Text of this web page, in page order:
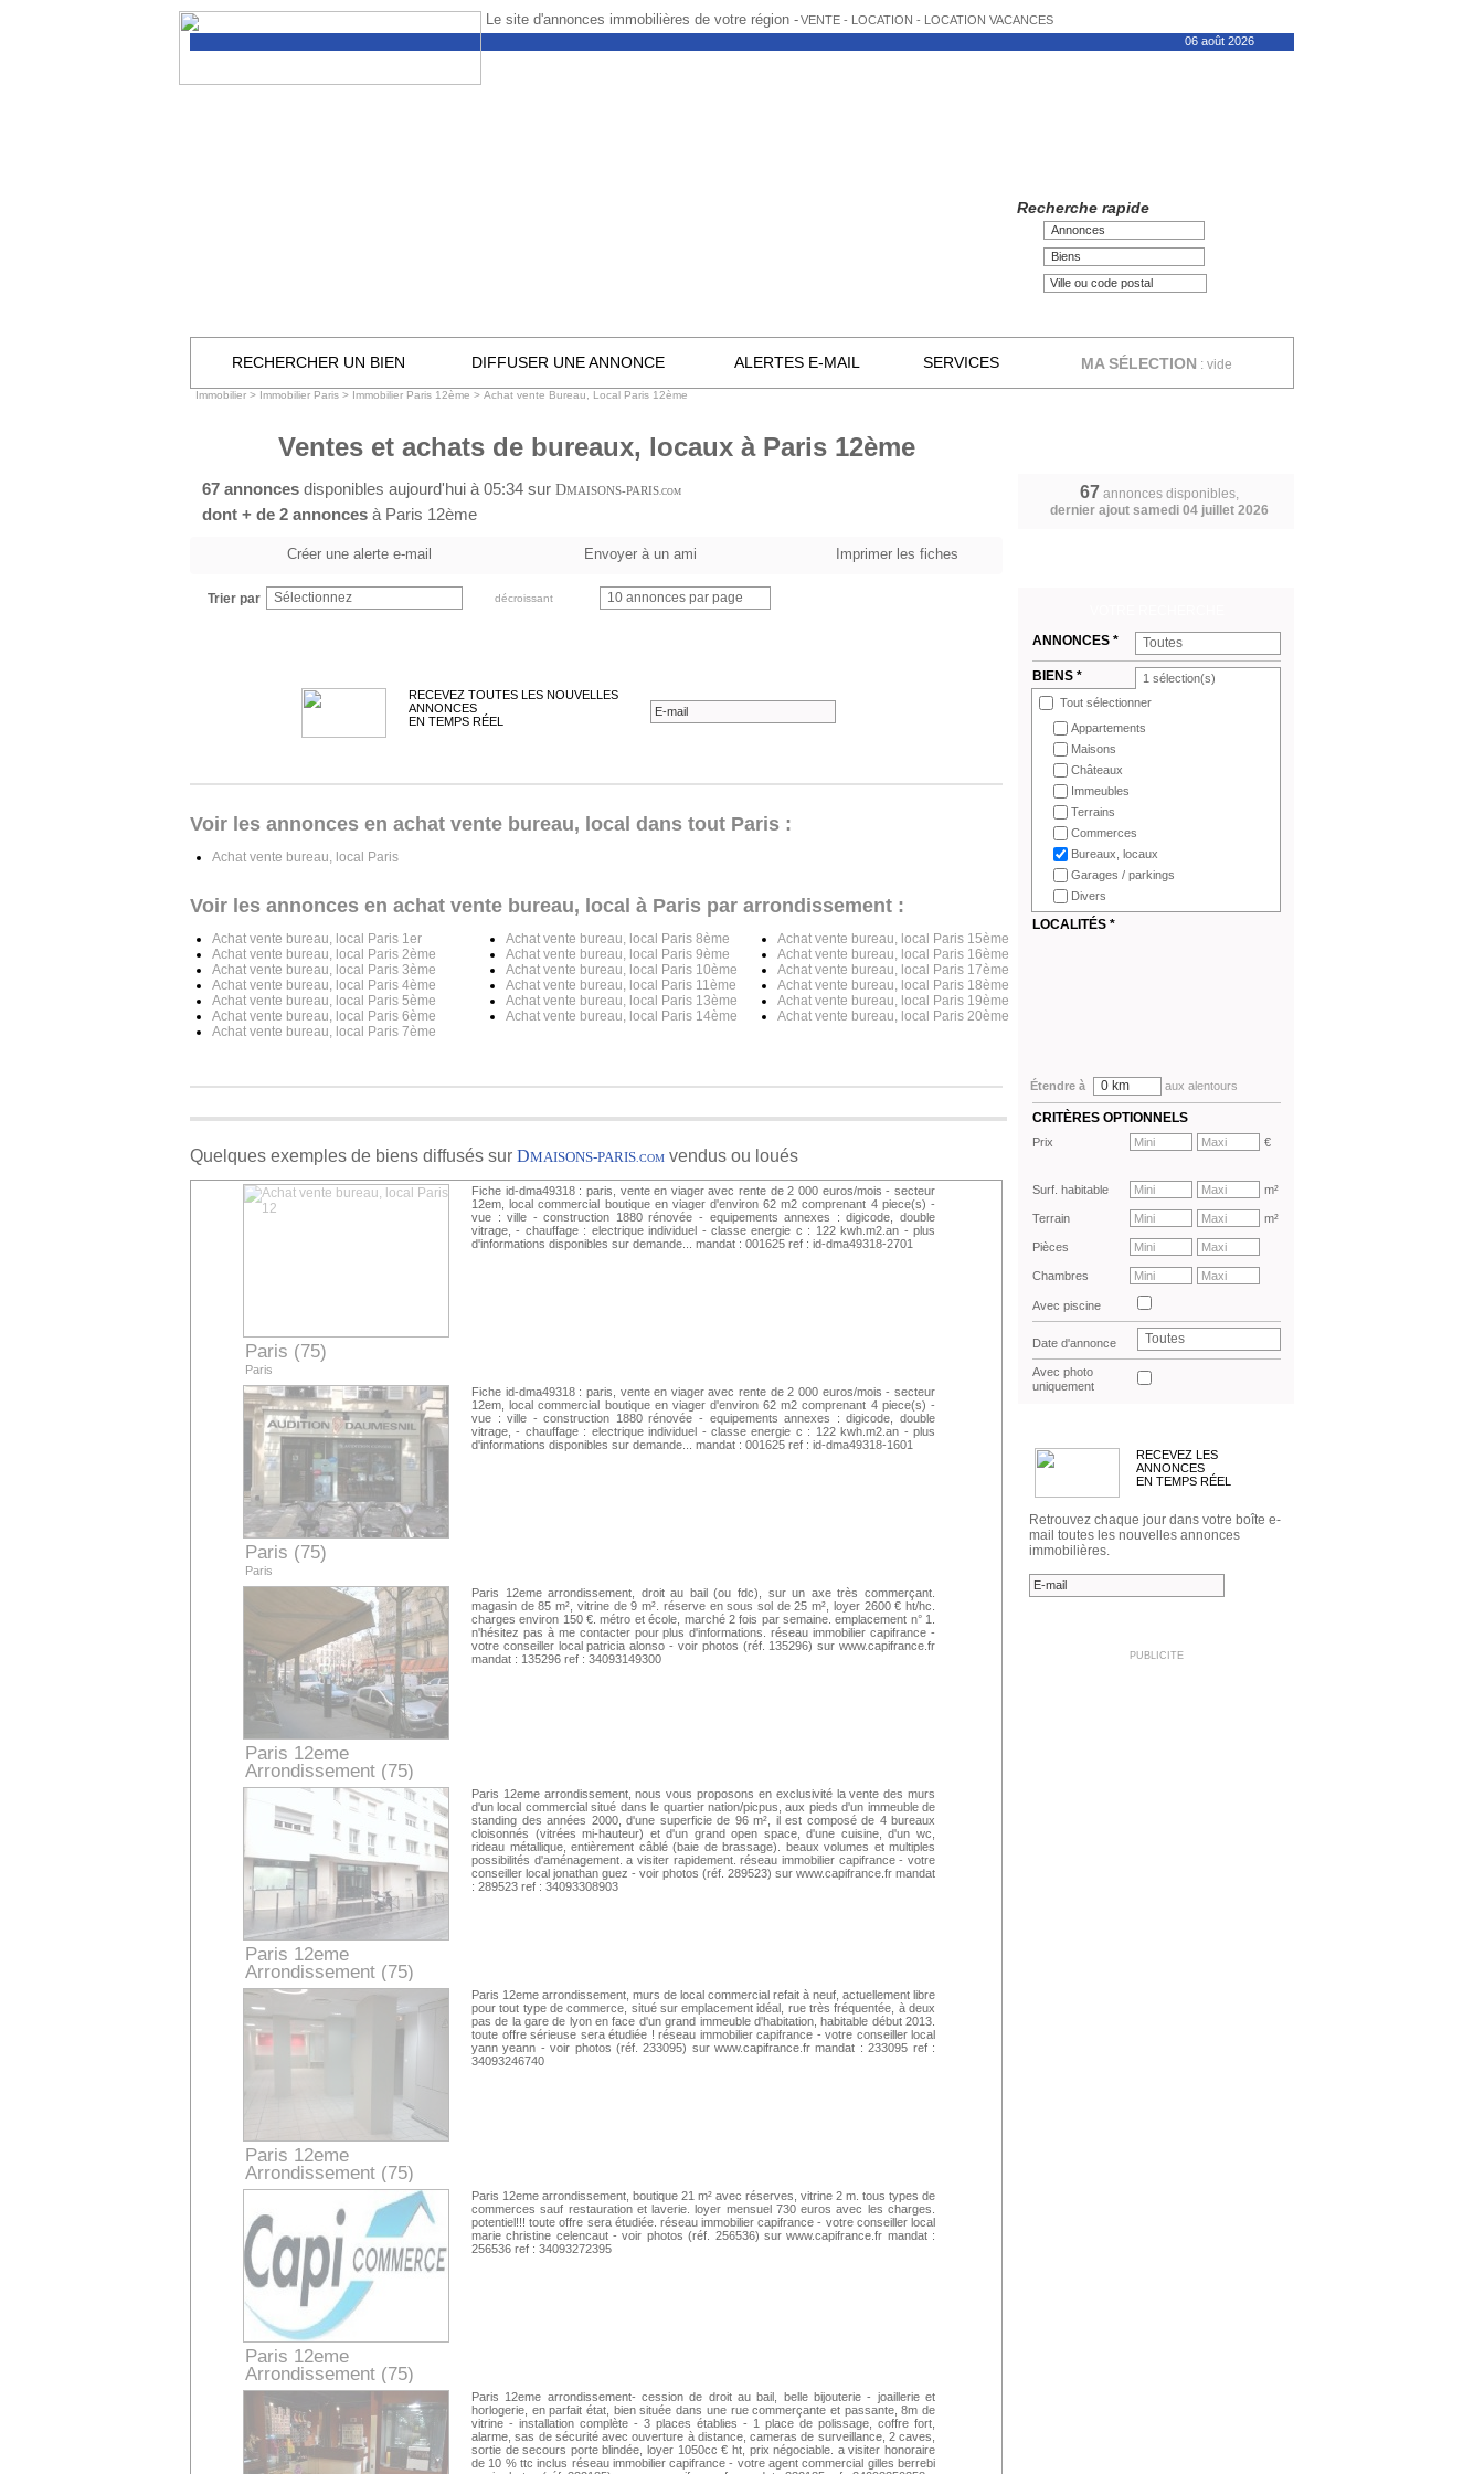
Le site d'annonces immobilières de votre région -VENTE - LOCATION - LOCATION VACANCES
06 août 2026
Recherche rapide
Annonces
Biens
RECHERCHER UN BIEN DIFFUSER UNE ANNONCE ALERTES E-MAIL SERVICES MA SÉLECTION : vide
Immobilier > Immobilier Paris > Immobilier Paris 12ème > Achat vente Bureau, Local Paris 12ème
Ventes et achats de bureaux, locaux à Paris 12ème
67 annonces disponibles aujourd'hui à 05:34 sur DMAISONS-PARIS.COM
dont + de 2 annonces à Paris 12ème
67 annonces disponibles,
dernier ajout samedi 04 juillet 2026
Créer une alerte e-mail Envoyer à un ami Imprimer les fiches
Trier par Sélectionnez décroissant 10 annonces par page
RECEVEZ TOUTES LES NOUVELLES
ANNONCES
EN TEMPS RÉEL
Voir les annonces en achat vente bureau, local dans tout Paris :
Achat vente bureau, local Paris
Voir les annonces en achat vente bureau, local à Paris par arrondissement :
Achat vente bureau, local Paris 1er
Achat vente bureau, local Paris 2ème
Achat vente bureau, local Paris 3ème
Achat vente bureau, local Paris 4ème
Achat vente bureau, local Paris 5ème
Achat vente bureau, local Paris 6ème
Achat vente bureau, local Paris 7ème
Achat vente bureau, local Paris 8ème
Achat vente bureau, local Paris 9ème
Achat vente bureau, local Paris 10ème
Achat vente bureau, local Paris 11ème
Achat vente bureau, local Paris 13ème
Achat vente bureau, local Paris 14ème
Achat vente bureau, local Paris 15ème
Achat vente bureau, local Paris 16ème
Achat vente bureau, local Paris 17ème
Achat vente bureau, local Paris 18ème
Achat vente bureau, local Paris 19ème
Achat vente bureau, local Paris 20ème
Quelques exemples de biens diffusés sur DMAISONS-PARIS .COM vendus ou loués
Paris (75)
Paris
Fiche id-dma49318 : paris, vente en viager avec rente de 2 000 euros/mois - secteur
12em, local commercial boutique en viager d'environ 62 m2 comprenant 4 piece(s) -
vue : ville - construction 1880 rénovée - equipements annexes : digicode, double
vitrage, - chauffage : electrique individuel - classe energie c : 122 kwh.m2.an - plus
d'informations disponibles sur demande... mandat : 001625 ref : id-dma49318-2701
Paris (75)
Paris
Fiche id-dma49318 : paris, vente en viager avec rente de 2 000 euros/mois - secteur
12em, local commercial boutique en viager d'environ 62 m2 comprenant 4 piece(s) -
vue : ville - construction 1880 rénovée - equipements annexes : digicode, double
vitrage, - chauffage : electrique individuel - classe energie c : 122 kwh.m2.an - plus
d'informations disponibles sur demande... mandat : 001625 ref : id-dma49318-1601
Paris 12eme
Arrondissement (75)
Paris
Paris 12eme arrondissement, droit au bail (ou fdc), sur un axe très commerçant.
magasin de 85 m², vitrine de 9 m². réserve en sous sol de 25 m², loyer 2600 € ht/hc.
charges environ 150 €. métro et école, marché 2 fois par semaine. emplacement n° 1.
n'hésitez pas à me contacter pour plus d'informations. réseau immobilier capifrance -
votre conseiller local patricia alonso - voir photos (réf. 135296) sur www.capifrance.fr
mandat : 135296 ref : 34093149300
Paris 12eme
Arrondissement (75)
Paris
Paris 12eme arrondissement, nous vous proposons en exclusivité la vente des murs
d'un local commercial situé dans le quartier nation/picpus, aux pieds d'un immeuble de
standing des années 2000, d'une superficie de 96 m², il est composé de 4 bureaux
cloisonnés (vitrées mi-hauteur) et d'un grand open space, d'une cuisine, d'un wc,
rideau métallique, entièrement câblé (baie de brassage). beaux volumes et multiples
possibilités d'aménagement. a visiter rapidement. réseau immobilier capifrance - votre
conseiller local jonathan guez - voir photos (réf. 289523) sur www.capifrance.fr mandat
: 289523 ref : 34093308903
Paris 12eme
Arrondissement (75)
Paris
Paris 12eme arrondissement, murs de local commercial refait à neuf, actuellement libre
pour tout type de commerce, situé sur emplacement idéal, rue très fréquentée, à deux
pas de la gare de lyon en face d'un grand immeuble d'habitation, habitable début 2013.
toute offre sérieuse sera étudiée ! réseau immobilier capifrance - votre conseiller local
yann yeann - voir photos (réf. 233095) sur www.capifrance.fr mandat : 233095 ref :
34093246740
Paris 12eme
Arrondissement (75)
Paris
Paris 12eme arrondissement, boutique 21 m² avec réserves, vitrine 2 m. tous types de
commerces sauf restauration et laverie. loyer mensuel 730 euros avec les charges.
potentiel!!! toute offre sera étudiée. réseau immobilier capifrance - votre conseiller local
marie christine celencaut - voir photos (réf. 256536) sur www.capifrance.fr mandat :
256536 ref : 34093272395
Paris 12eme arrondissement- cession de droit au bail, belle bijouterie - joaillerie et
horlogerie, en parfait état, bien située dans une rue commerçante et passante, 8m de
vitrine - installation complète - 3 places établies - 1 place de polissage, coffre fort,
alarme, sas de sécurité avec ouverture à distance, cameras de surveillance, 2 caves,
sortie de secours porte blindée, loyer 1050cc € ht, prix négociable. a visiter honoraire
de 10 % ttc inclus réseau immobilier capifrance - votre agent commercial gilles berrebi
ANNONCES *
Toutes
BIENS * 1 sélection(s)
Tout sélectionner
Appartements
Maisons
Châteaux
Immeubles
Terrains
Commerces
Bureaux, locaux
Garages / parkings
Divers
LOCALITÉS *
Étendre à 0 km aux alentours
CRITÈRES OPTIONNELS
Prix €
Surf. habitable m²
Terrain m²
Pièces
Chambres
Avec piscine
Date d'annonce Toutes
Avec photo
uniquement
RECEVEZ LES
ANNONCES
EN TEMPS RÉEL
Retrouvez chaque jour dans votre boîte e-
mail toutes les nouvelles annonces
immobilières.
PUBLICITE